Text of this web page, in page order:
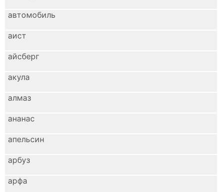
автомобиль
аист
айсберг
акула
алмаз
ананас
апельсин
арбуз
арфа